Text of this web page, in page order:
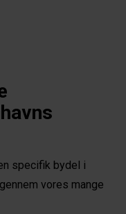
specifik bydel i
vores mange